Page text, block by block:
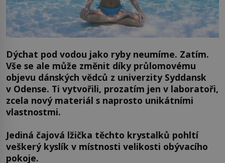
Dýchat pod vodou jako ryby neumíme. Zatím.
Vše se ale může změnit díky průlomovému
objevu dánských vědců z univerzity Syddansk
v Odense. Ti vytvořili, prozatím jen v laboratoři,
zcela nový materiál s naprosto unikátními
vlastnostmi.
Jediná čajová lžička těchto krystalků pohltí
veškerý kyslík v místnosti velikosti obývacího
pokoje.